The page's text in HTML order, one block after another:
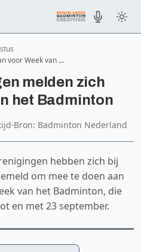
voor Week van …
melden zich
het Badminton
·Bron: Badminton Nederland
hebben zich bij
om mee te doen aan
van het Badminton, die
en met 23 september.